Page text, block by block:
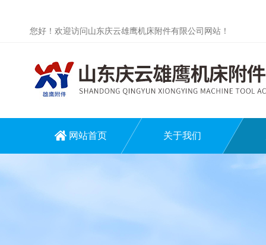
您好！欢迎访问山东庆云雄鹰机床附件有限公司网站！
网站首页 关于我们